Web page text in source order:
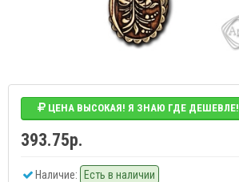
ЦЕНА ВЫСОКАЯ! Я ЗНАЮ ГДЕ ДЕШЕВЛЕ!
393.75р.
Наличие: Есть в наличии